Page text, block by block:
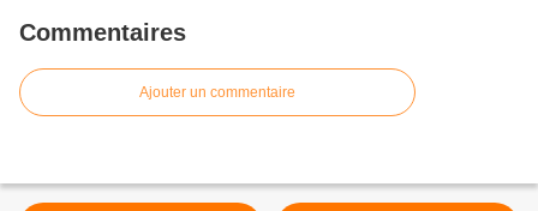
Commentaires
Ajouter un commentaire